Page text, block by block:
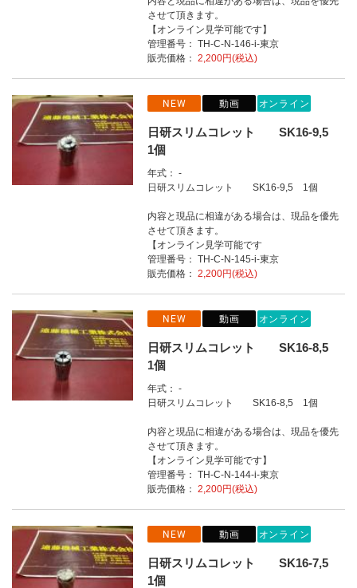
させて頂きます。
【オンライン見学可能です】
管理番号： TH-C-N-146-i-東京
販売価格：2,200円(税込)
NEW 動画 オンライン
日研スリムコレット SK16-9,5
1個
年式： -
日研スリムコレット SK16-9,5 1個
内容と現品に相違がある場合は、現品を優先
させて頂きます。
【オンライン見学可能です
管理番号： TH-C-N-145-i-東京
販売価格：2,200円(税込)
NEW 動画 オンライン
日研スリムコレット SK16-8,5
1個
年式： -
日研スリムコレット SK16-8,5 1個
内容と現品に相違がある場合は、現品を優先
させて頂きます。
【オンライン見学可能です】
管理番号： TH-C-N-144-i-東京
販売価格：2,200円(税込)
NEW 動画 オンライン
日研スリムコレット SK16-7,5
1個